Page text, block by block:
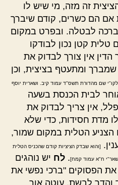
זה מזה, מי שיש לו
אם הם כשרים, קודם שיברך
לבטלה. ובפרט במקום
טלית קטן נכון לבודקו
אין צורך לבדוק את
שמברך ומתעטף בציצית, וכן
שם מהדורת תשס"ד עמוד קיב. ושארית יוסף
לבית הכנסת בשעה
אין צריך לבדוק את
מדת חסידות, כדי שלא
הצניע הטלית במקום שמור,
[והוא שבדק הציציות קודם שהכניס הטלית
ושאר"י ח"א עמוד קמח]. לח יש נוהגים
הפסוקים "ברכי נפשי את
והדר לבשת, עוטה אור